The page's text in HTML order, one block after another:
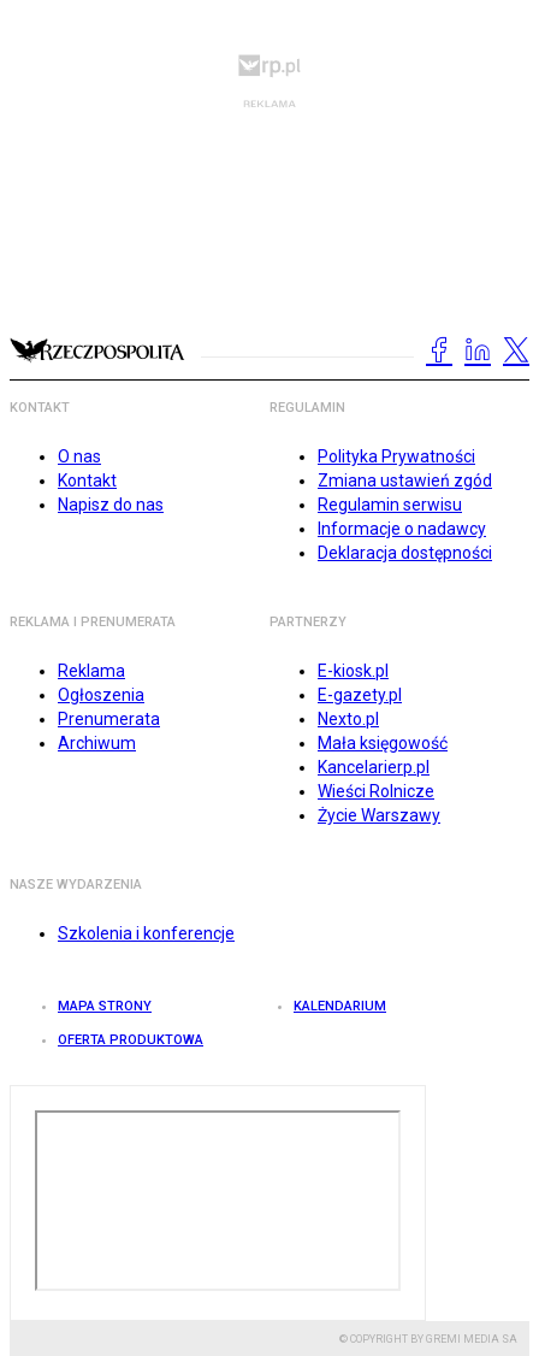
KONTAKT
O nas
Kontakt
Napisz do nas
REGULAMIN
Polityka Prywatności
Zmiana ustawień zgód
Regulamin serwisu
Informacje o nadawcy
Deklaracja dostępności
REKLAMA I PRENUMERATA
Reklama
Ogłoszenia
Prenumerata
Archiwum
PARTNERZY
E-kiosk.pl
E-gazety.pl
Nexto.pl
Mała księgowość
Kancelarierp.pl
Wieści Rolnicze
Życie Warszawy
NASZE WYDARZENIA
Szkolenia i konferencje
MAPA STRONY KALENDARIUM
OFERTA PRODUKTOWA
© COPYRIGHT BY GREMI MEDIA SA